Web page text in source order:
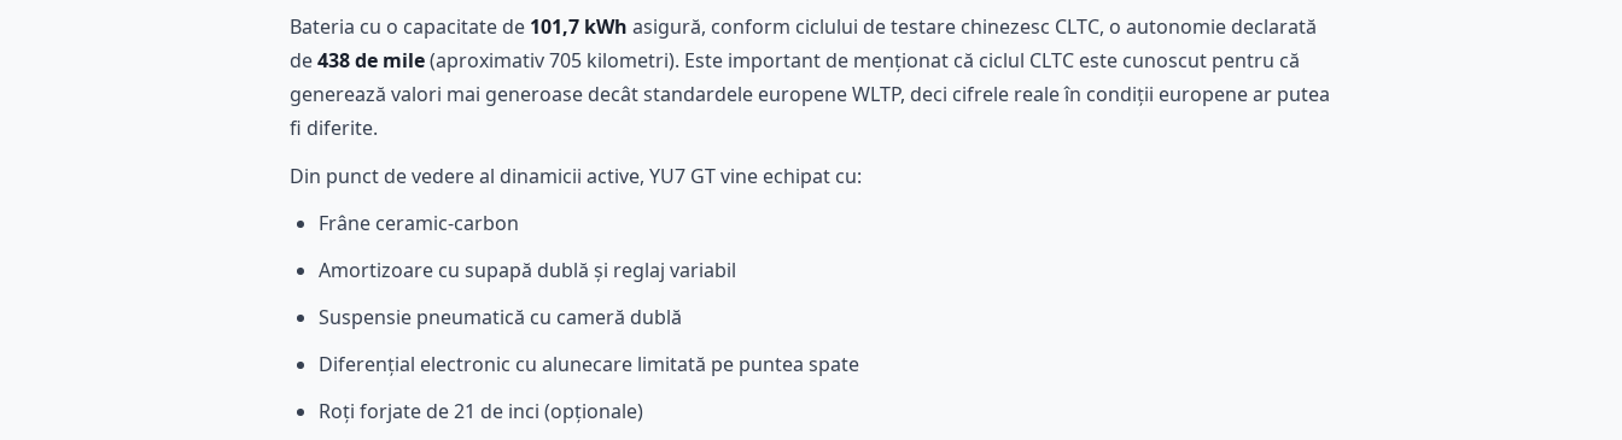
Bateria cu o capacitate de 101,7 kWh asigură, conform ciclului de testare chinezesc CLTC, o autonomie declarată
de438 de mile(aproximativ 705 kilometri). Este important de menționat că ciclul CLTC este cunoscut pentru că
generează valori mai generoase decât standardele europene WLTP, deci cifrele reale în condiții europene ar putea
fi diferite.
Din punct de vedere al dinamicii active, YU7 GT vine echipat cu:
Frâne ceramic-carbon
Amortizoare cu supapă dublă și reglaj variabil
Suspensie pneumatică cu cameră dublă
Diferențial electronic cu alunecare limitată pe puntea spate
Roți forjate de 21 de inci (opționale)